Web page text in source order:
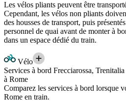
Les vélos pliants peuvent être
Cependant, les vélos non pliants
des housses de transport, puis
personnel de quai avant de monter à
dans un espace dédié du train.
Vélo
Services à bord Frecciarossa,
à Rome
Comparez les services à bord lorsque
Rome en train.